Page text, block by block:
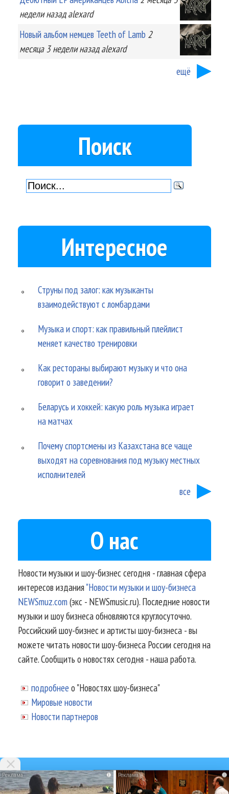
неделиназад alexard
Новый альбом немцев Teeth of Lamb 2
месяца 3 неделиназад alexard
ещё
Поиск
Интересное
Струны под залог: как музыканты
взаимодействуют с ломбардами
Музыка и спорт: как правильный плейлист
меняет качество тренировки
Как рестораны выбирают музыку и что она
говорит о заведении?
Беларусь и хоккей: какую роль музыка играет
на матчах
Почему спортсмены из Казахстана все чаще
выходят на соревнования под музыку местных
исполнителей
все
О нас
Новости музыки и шоу-бизнес сегодня - главная сфера
интересов издания"Новости музыки и шоу-бизнеса
NEWSmuz.com(экс - NEWSmusic.ru). Последние новости
музыки и шоу бизнеса обновляются круглосуточно.
Российский шоу-бизнес и артисты шоу-бизнеса - вы
можете читать новости шоу-бизнеса России сегодня на
сайте. Сообщить о новостях сегодня - наша работа.
подробнее о "Новостях шоу-бизнеса"
Мировые новости
Новости партнеров
© 2002-2026.Информационное
i i